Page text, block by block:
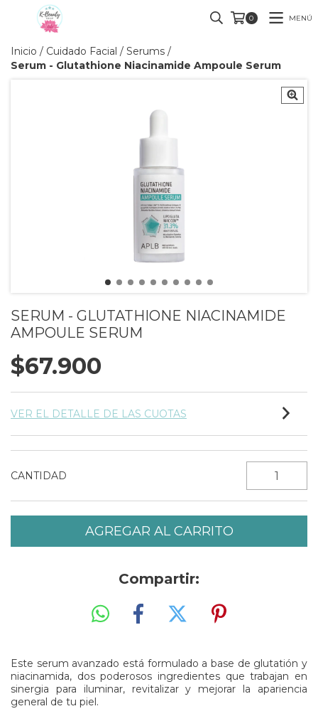
0 MENÚ
Inicio / Cuidado Facial / Serums /
Serum - Glutathione Niacinamide Ampoule Serum
SERUM - GLUTATHIONE NIACINAMIDE
AMPOULE SERUM
$67.900
VER EL DETALLE DE LAS CUOTAS
CANTIDAD
Compartir:
Este serum avanzado está formulado a base de glutatión y
niacinamida, dos poderosos ingredientes que trabajan en
sinergia para iluminar, revitalizar y mejorar la apariencia
general de tu piel.